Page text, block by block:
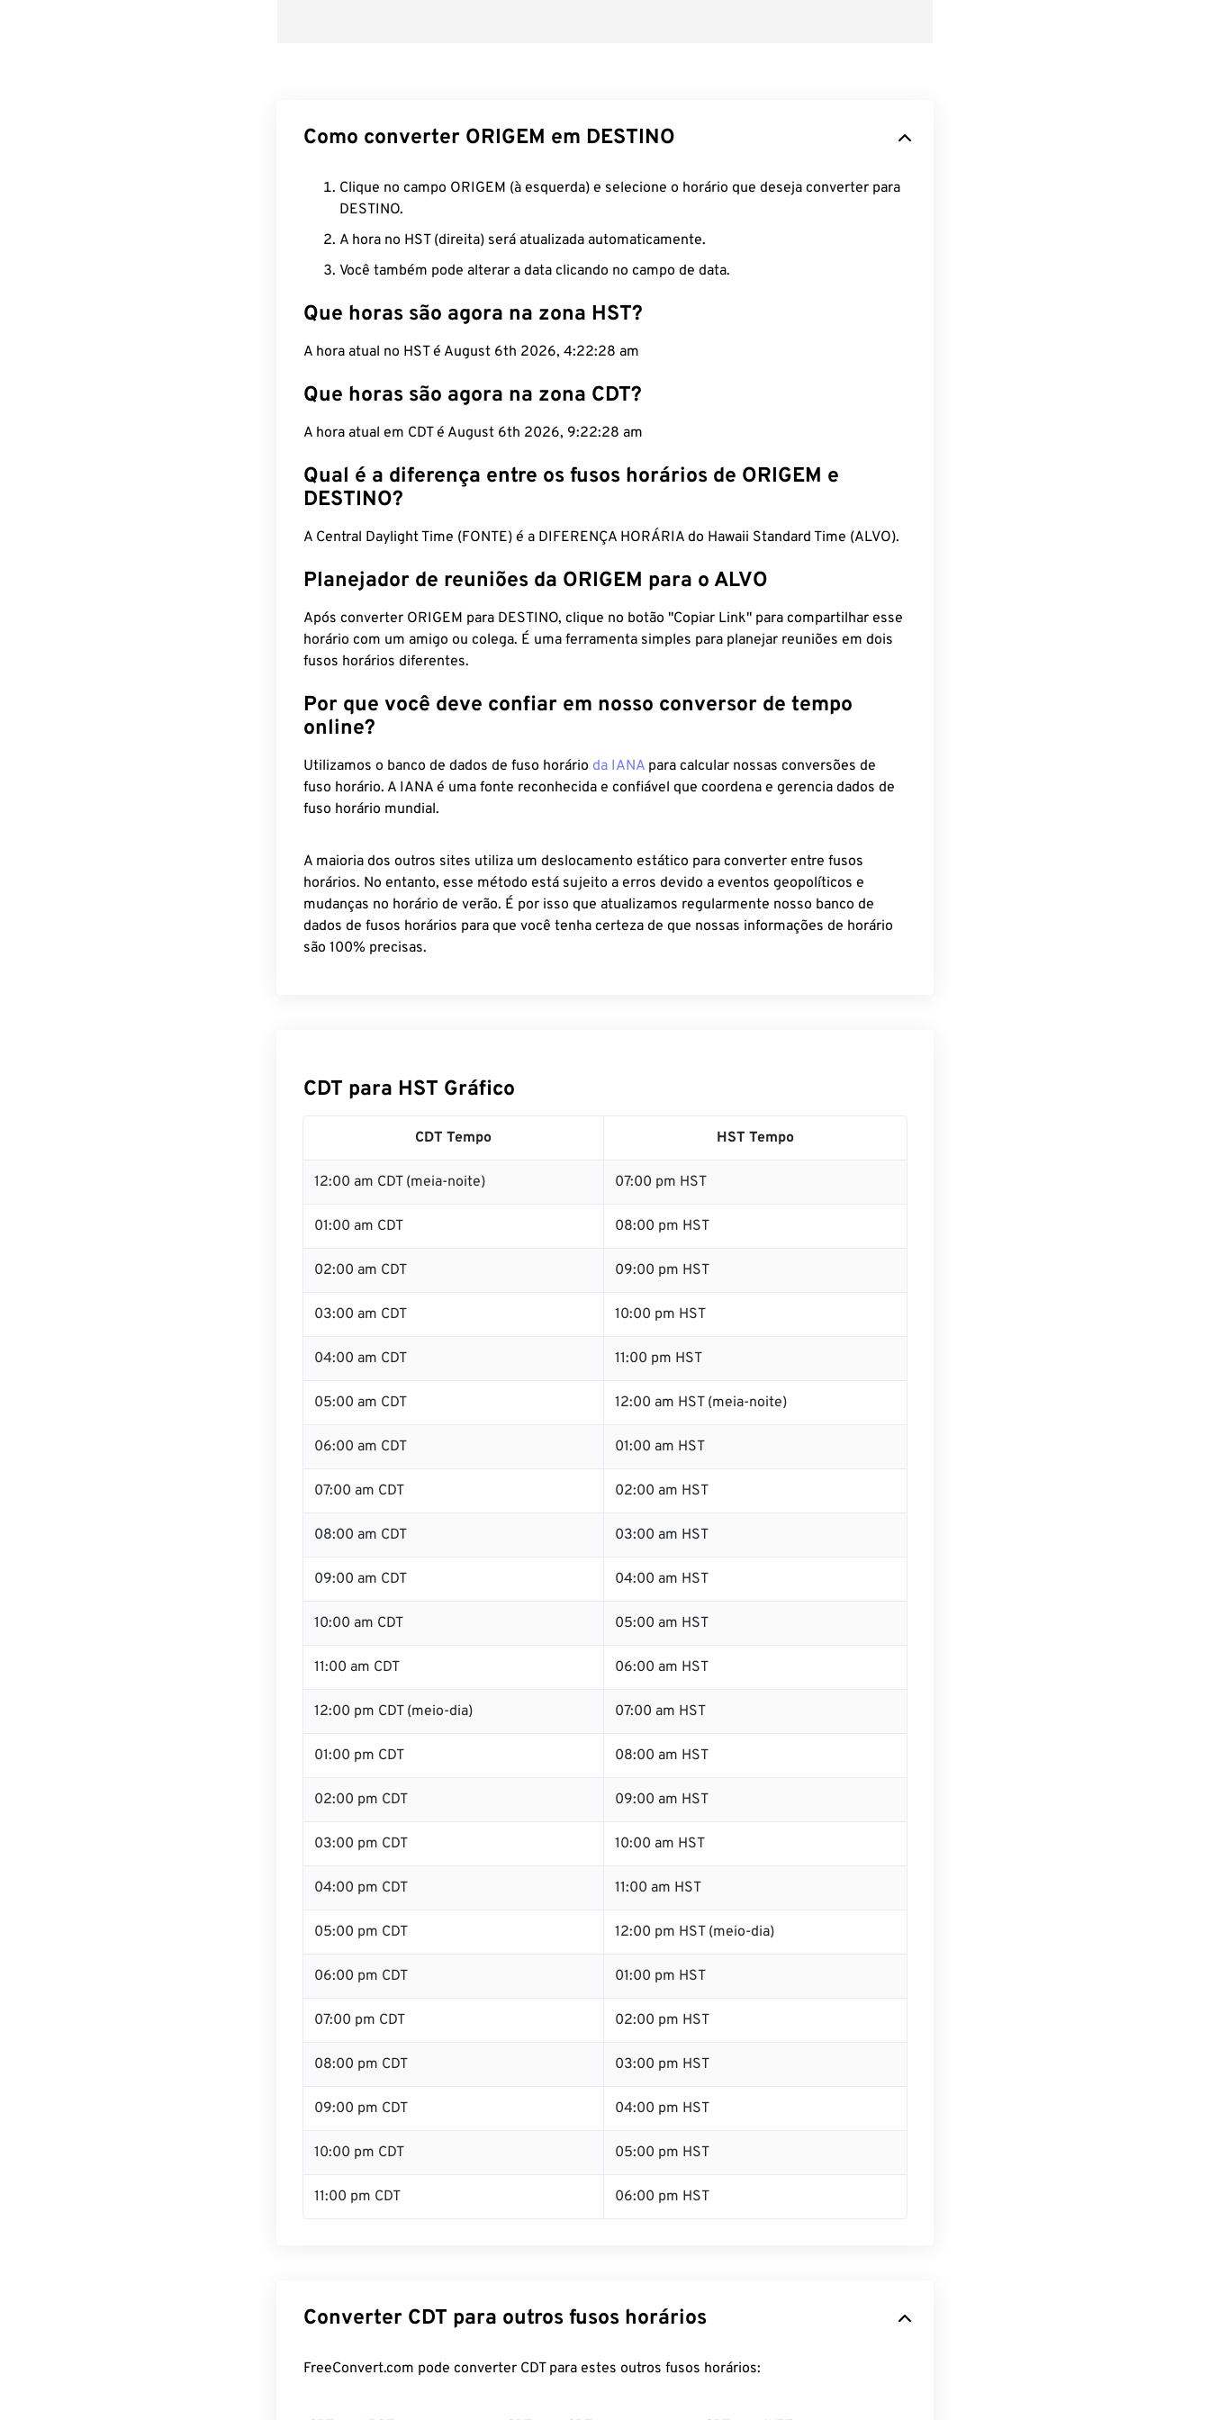
Como converter ORIGEM em DESTINO
Clique no campo ORIGEM (à esquerda) e selecione o horário que deseja converter para
DESTINO.
A hora no HST (direita) será atualizada automaticamente.
Você também pode alterar a data clicando no campo de data.
Que horas são agora na zona HST?
A hora atual no HST é August 6th 2026, 4:22:29 am
Que horas são agora na zona CDT?
A hora atual em CDT é August 6th 2026, 9:22:29 am
Qual é a diferença entre os fusos horários de ORIGEM e
DESTINO?
A Central Daylight Time (FONTE) é a DIFERENÇA HORÁRIA do Hawaii Standard Time (ALVO).
Planejador de reuniões da ORIGEM para o ALVO
Após converter ORIGEM para DESTINO, clique no botão "Copiar Link" para compartilhar esse
horário com um amigo ou colega. É uma ferramenta simples para planejar reuniões em dois
fusos horários diferentes.
Por que você deve confiar em nosso conversor de tempo
online?
Utilizamos o banco de dados de fuso horário da IANA para calcular nossas conversões de
fuso horário. A IANA é uma fonte reconhecida e confiável que coordena e gerencia dados de
fuso horário mundial.
A maioria dos outros sites utiliza um deslocamento estático para converter entre fusos
horários. No entanto, esse método está sujeito a erros devido a eventos geopolíticos e
mudanças no horário de verão. É por isso que atualizamos regularmente nosso banco de
dados de fusos horários para que você tenha certeza de que nossas informações de horário
são 100% precisas.
CDT para HST Gráfico
CDT Tempo HST Tempo
12:00 am CDT (meia-noite) 07:00 pm HST
01:00 am CDT 08:00 pm HST
02:00 am CDT 09:00 pm HST
03:00 am CDT 10:00 pm HST
04:00 am CDT 11:00 pm HST
05:00 am CDT 12:00 am HST (meia-noite)
06:00 am CDT 01:00 am HST
07:00 am CDT 02:00 am HST
08:00 am CDT 03:00 am HST
09:00 am CDT 04:00 am HST
10:00 am CDT 05:00 am HST
11:00 am CDT 06:00 am HST
12:00 pm CDT (meio-dia) 07:00 am HST
01:00 pm CDT 08:00 am HST
02:00 pm CDT 09:00 am HST
03:00 pm CDT 10:00 am HST
04:00 pm CDT 11:00 am HST
05:00 pm CDT 12:00 pm HST (meio-dia)
06:00 pm CDT 01:00 pm HST
07:00 pm CDT 02:00 pm HST
08:00 pm CDT 03:00 pm HST
09:00 pm CDT 04:00 pm HST
10:00 pm CDT 05:00 pm HST
11:00 pm CDT 06:00 pm HST
Converter CDT para outros fusos horários
FreeConvert.com pode converter CDT para estes outros fusos horários: